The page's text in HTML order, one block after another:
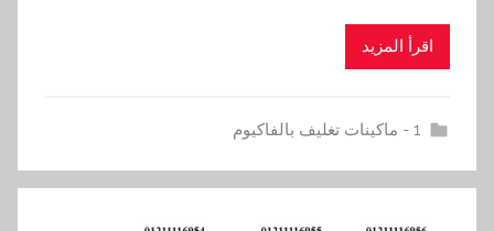
اقرأ المزيد
1 - ماكينات تغليف بالفاكيوم